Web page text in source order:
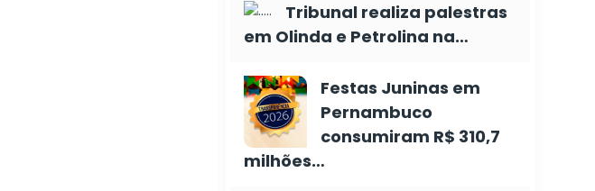
Tribunal realiza palestras
em Olinda e Petrolina na…
Festas Juninas em
Pernambuco
consumiram R$ 310,7
milhões…